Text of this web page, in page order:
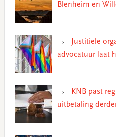
Blenheim en
Justitiële
advocatuur laat
KNB past
uitbetaling